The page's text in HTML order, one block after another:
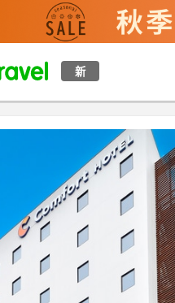
新
價設施